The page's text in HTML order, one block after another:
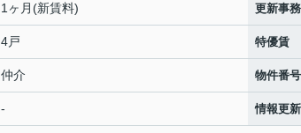
1ヶ月(新賃料) 更新事
4戸 特優賃
仲介 物件番号
- 情報更新